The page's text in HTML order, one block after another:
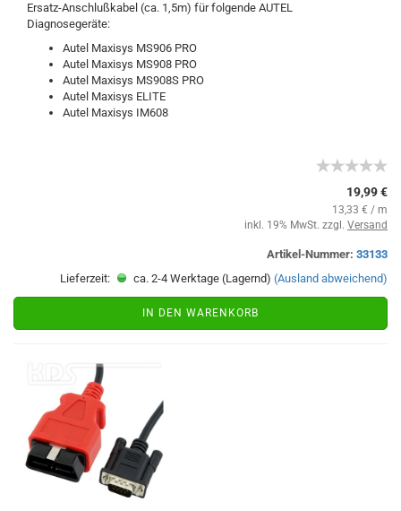
Ersatz-Anschlußkabel (ca. 1,5m) für folgende AUTEL
Diagnosegeräte:
Autel Maxisys MS906 PRO
Autel Maxisys MS908 PRO
Autel Maxisys MS908S PRO
Autel Maxisys ELITE
Autel Maxisys IM608
19,99 €
13,33 € / m
inkl. 19% MwSt. zzgl. Versand
Artikel-Nummer: 33133
Lieferzeit:
ca. 2-4 Werktage (Lagernd) (Ausland abweichend)
IN DEN WARENKORB